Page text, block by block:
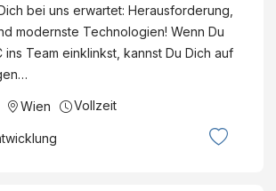
bei uns erwartet: Herausforderung,
modernste Technologien! Wenn Du
ins Team einklinkst, kannst Du Dich auf
Wien Vollzeit